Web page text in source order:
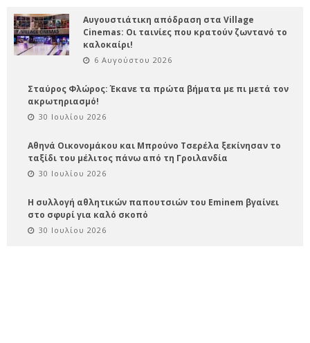
Αυγουστιάτικη απόδραση στα Village
Cinemas: Οι ταινίες που κρατούν ζωντανό το
καλοκαίρι!
6 Αυγούστου 2026
Σταύρος Φλώρος: Έκανε τα πρώτα βήματα με πι μετά τον
ακρωτηριασμό!
30 Ιουλίου 2026
Αθηνά Οικονομάκου και Μπρούνο Τσερέλα ξεκίνησαν το
ταξίδι του μέλιτος πάνω από τη Γροιλανδία
30 Ιουλίου 2026
Η συλλογή αθλητικών παπουτσιών του Eminem βγαίνει
στο σφυρί για καλό σκοπό
30 Ιουλίου 2026